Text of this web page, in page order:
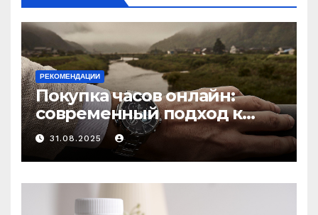
РЕКОМЕНДАЦИИ
Покупка часов онлайн:
современный подход к
выбору аксессуаров
31.08.2025